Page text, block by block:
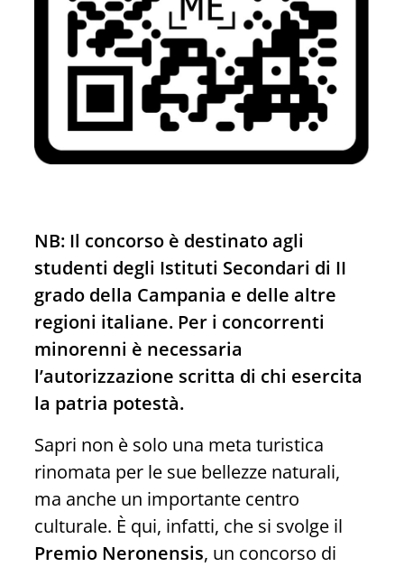
NB: Il concorso è destinato agli
studenti degli Istituti Secondari di II
grado della Campania e delle altre
regioni italiane. Per i concorrenti
minorenni è necessaria
l’autorizzazione scritta di chi esercita
la patria potestà.
Sapri non è solo una meta turistica
rinomata per le sue bellezze naturali,
ma anche un importante centro
culturale. È qui, infatti, che si svolge il
Premio Neronensis, un concorso di